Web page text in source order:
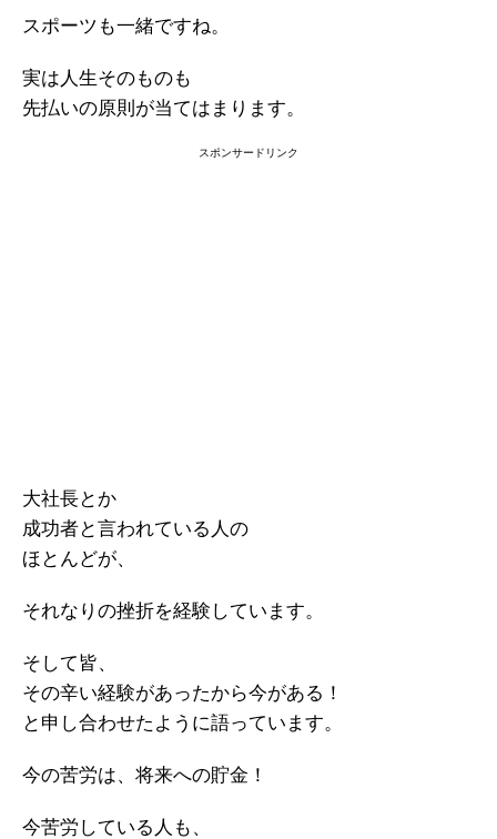
スポーツも一緒ですね。
実は人生そのものも
先払いの原則が当てはまります。
スポンサードリンク
大社長とか
成功者と言われている人の
ほとんどが、
それなりの挫折を経験しています。
そして皆、
その辛い経験があったから今がある！
と申し合わせたように語っています。
今の苦労は、将来への貯金！
今苦労している人も、